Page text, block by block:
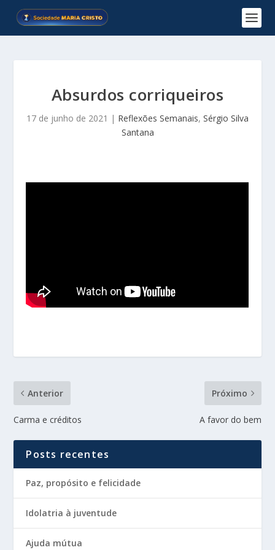
Absurdos corriqueiros
17 de junho de 2021 | Reflexões Semanais, Sérgio Silva
Santana
Anterior
Carma e créditos
Próximo
A favor do bem
Posts recentes
Paz, propósito e felicidade
Idolatria à juventude
Ajuda mútua